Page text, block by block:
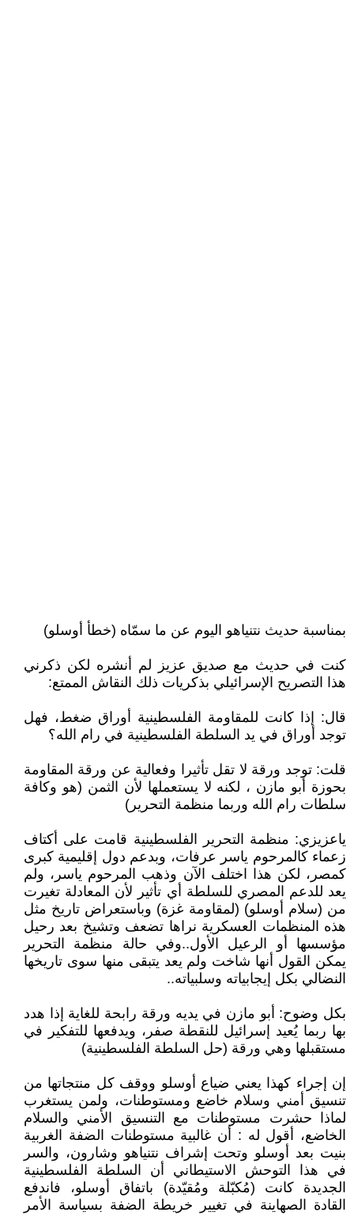
بمناسبة حديث نتنياهو اليوم عن ما سمّاه (خطأ أوسلو)
كنت في حديث مع صديق عزيز لم أنشره لكن ذكرني
هذا التصريح الإسرائيلي بذكريات ذلك النقاش الممتع:
قال: إذا كانت للمقاومة الفلسطينية أوراق ضغط، فهل
توجد أوراق في يد السلطة الفلسطينية في رام الله؟
قلت: توجد ورقة لا تقل تأثيرا وفعالية عن ورقة المقاومة
بحوزة أبو مازن ، لكنه لا يستعملها لأن الثمن (هو وكافة
سلطات رام الله وربما منظمة التحرير)
ياعزيزي: منظمة التحرير الفلسطينية قامت على أكتاف
زعماء كالمرحوم ياسر عرفات، وبدعم دول إقليمية كبرى
كمصر، لكن هذا اختلف الآن وذهب المرحوم ياسر، ولم
يعد للدعم المصري للسلطة أي تأثير لأن المعادلة تغيرت
من (سلام أوسلو) (لمقاومة غزة) وباستعراض تاريخ مثل
هذه المنظمات العسكرية نراها تضعف وتشيخ بعد رحيل
مؤسسها أو الرعيل الأول..وفي حالة منظمة التحرير
يمكن القول أنها شاخت ولم يعد يتبقى منها سوى تاريخها
النضالي بكل إيجابياته وسلبياته..
بكل وضوح: أبو مازن في يديه ورقة رابحة للغاية إذا هدد
بها ربما يُعيد إسرائيل للنقطة صفر، ويدفعها للتفكير في
مستقبلها وهي ورقة (حل السلطة الفلسطينية)
إن إجراء كهذا يعني ضياع أوسلو ووقف كل منتجاتها من
تنسيق أمني وسلام خاضع ومستوطنات، ولمن يستغرب
لماذا حشرت مستوطنات مع التنسيق الأمني والسلام
الخاضع، أقول له : أن غالبية مستوطنات الضفة الغربية
بنيت بعد أوسلو وتحت إشراف نتنياهو وشارون، والسر
في هذا التوحش الاستيطاني أن السلطة الفلسطينية
الجديدة كانت (مُكبّلة ومُقيّدة) باتفاق أوسلو، فاندفع
القادة الصهاينة في تغيير خريطة الضفة بسياسة الأمر